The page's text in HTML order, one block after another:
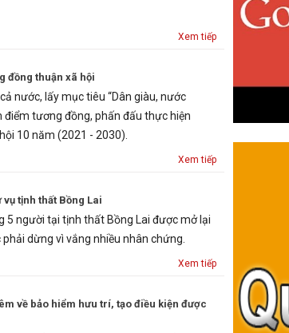
Xem tiếp
đồng thuận xã hội
nước, lấy mục tiêu “Dân giàu, nước
điểm tương đồng, phấn đấu thực hiện
10 năm (2021 - 2030).
Xem tiếp
tịnh thất Bồng Lai
5 người tại tịnh thất Bồng Lai được mở lại
dừng vì vắng nhiều nhân chứng.
Xem tiếp
về bảo hiểm hưu trí, tạo điều kiện được